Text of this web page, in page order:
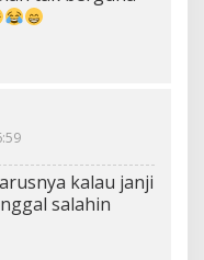
kalau janji
salahin